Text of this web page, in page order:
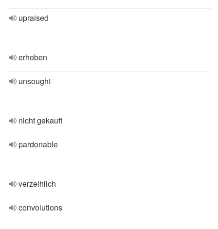
upraised
erhoben
unsought
nicht gekauft
pardonable
verzeihlich
convolutions